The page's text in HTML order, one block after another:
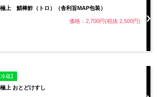
極上 鯖棒鮓（トロ）（舎利旨MAP包装）
価格：2,700円(税抜 2,500円)
冷蔵】
極上 おとどけすし